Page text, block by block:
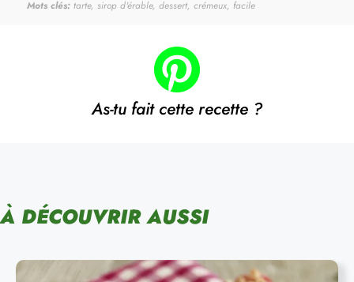
Mots clés: tarte, sirop d'érable, dessert, crémeux, facile
As-tu fait cette recette ?
À DÉCOUVRIR AUSSI